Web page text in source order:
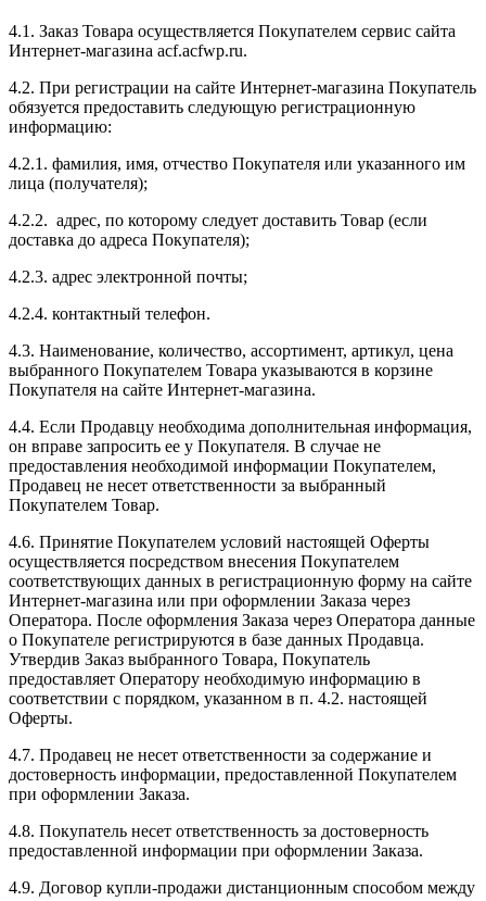
4.1. Заказ Товара осуществляется Покупателем сервис сайта
Интернет-магазина acf.acfwp.ru.
4.2. При регистрации на сайте Интернет-магазина Покупатель
обязуется предоставить следующую регистрационную
информацию:
4.2.1. фамилия, имя, отчество Покупателя или указанного им
лица (получателя);
4.2.2. адрес, по которому следует доставить Товар (если
доставка до адреса Покупателя);
4.2.3. адрес электронной почты;
4.2.4. контактный телефон.
4.3. Наименование, количество, ассортимент, артикул, цена
выбранного Покупателем Товара указываются в корзине
Покупателя на сайте Интернет-магазина.
4.4. Если Продавцу необходима дополнительная информация,
он вправе запросить ее у Покупателя. В случае не
предоставления необходимой информации Покупателем,
Продавец не несет ответственности за выбранный
Покупателем Товар.
4.6. Принятие Покупателем условий настоящей Оферты
осуществляется посредством внесения Покупателем
соответствующих данных в регистрационную форму на сайте
Интернет-магазина или при оформлении Заказа через
Оператора. После оформления Заказа через Оператора данные
о Покупателе регистрируются в базе данных Продавца.
Утвердив Заказ выбранного Товара, Покупатель
предоставляет Оператору необходимую информацию в
соответствии с порядком, указанном в п. 4.2. настоящей
Оферты.
4.7. Продавец не несет ответственности за содержание и
достоверность информации, предоставленной Покупателем
при оформлении Заказа.
4.8. Покупатель несет ответственность за достоверность
предоставленной информации при оформлении Заказа.
4.9. Договор купли-продажи дистанционным способом между